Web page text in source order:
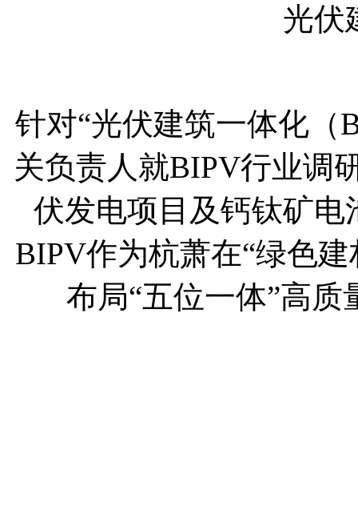
光伏
针对“光伏建筑一体化（
关负责人就BIPV行业调
伏发电项目及钙钛矿
BIPV作为杭萧在“绿色
布局“五位一体”高